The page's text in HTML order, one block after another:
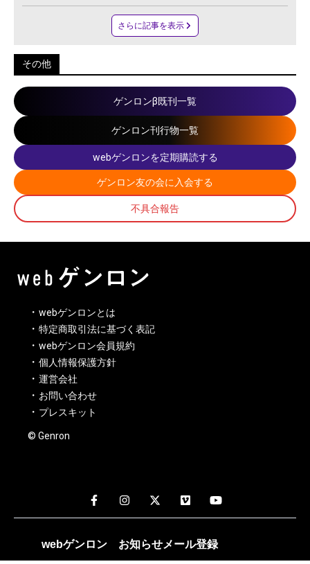
さらに記事を表示
その他
ゲンロンβ既刊一覧
ゲンロン刊行物一覧
webゲンロンを定期購読する
ゲンロン友の会に入会する
不具合報告
webゲンロンとは
特定商取引法に基づく表記
webゲンロン会員規約
個人情報保護方針
運営会社
お問い合わせ
プレスキット
© Genron
webゲンロン お知らせメール登録